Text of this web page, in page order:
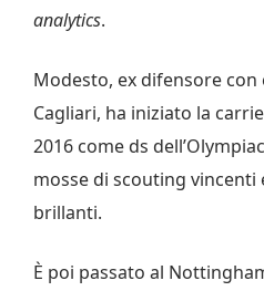
analytics.
Modesto, ex difensore con
Cagliari, ha iniziato la
2016 come ds
mosse di scouting
brillanti.
È poi passato al